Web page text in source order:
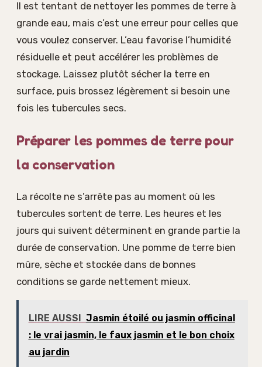
Il est tentant de nettoyer les pommes de terre à
grande eau, mais c’est une erreur pour celles que
vous voulez conserver. L’eau favorise l’humidité
résiduelle et peut accélérer les problèmes de
stockage. Laissez plutôt sécher la terre en
surface, puis brossez légèrement si besoin une
fois les tubercules secs.
Préparer les pommes de terre pour
la conservation
La récolte ne s’arrête pas au moment où les
tubercules sortent de terre. Les heures et les
jours qui suivent déterminent en grande partie la
durée de conservation. Une pomme de terre bien
mûre, sèche et stockée dans de bonnes
conditions se garde nettement mieux.
LIRE AUSSI
Jasmin étoilé ou jasmin officinal
: le vrai jasmin, le faux jasmin et le bon choix
au jardin